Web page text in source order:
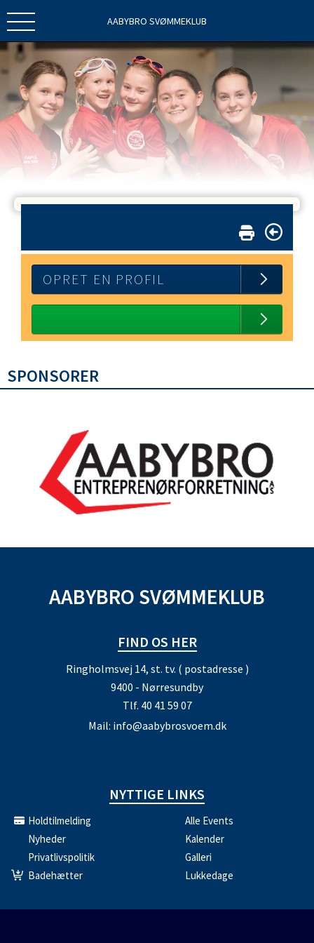
AABYBRO SVØMMEKLUB
OPRET EN PROFIL
SPONSORER
AABYBRO SVØMMEKLUB
FIND OS HER
Ringholmsvej 14, st. tv. ( postadresse )
9400 - Nørresundby
Tlf. 40 41 59 07
Mail: info@aabybrosvoem.dk
NYTTIGE LINKS
Holdtilmelding
Alle Events
Nyheder
Kalender
Privatlivspolitik
Galleri
Badehætter
Lukkedage